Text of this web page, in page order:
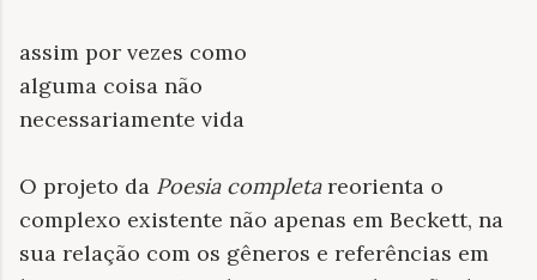
assim por vezes como
alguma coisa não
necessariamente vida
O projeto da Poesia completareorienta o
complexo existente não apenas em Beckett, na
sua relação com os gêneros e referências em